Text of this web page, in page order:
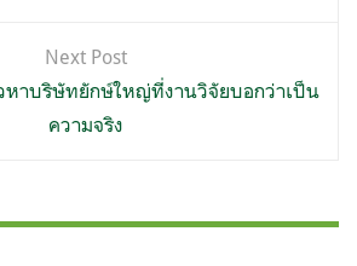
Next Post
วหาบริษัทยักษ์ใหญ่ที่งานวิจัยบอกว่าเป็น
ความจริง